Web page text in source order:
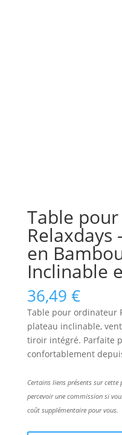
Table
Relaxdays
en
Inclinable
36,49 €
Table pour ordinateur
plateau inclinable,
tiroir intégré. Parfaite
confortablement
Certains liens présents sur
percevoir une commission si
coût supplémentaire pour vous.